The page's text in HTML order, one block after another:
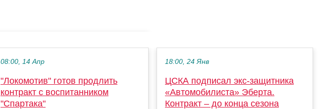
08:00, 14 Апр
"Локомотив" готов продлить
контракт с воспитанником
"Спартака"
18:00, 24 Янв
ЦСКА подписал экс-защитника
«Автомобилиста» Эберта.
Контракт – до конца сезона